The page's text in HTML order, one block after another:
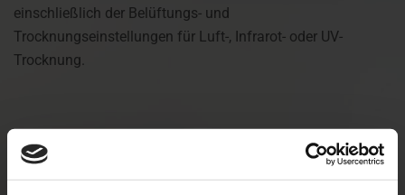
einschließlich der Belüftungs- und
Trocknungseinstellungen für Luft-, Infrarot- oder UV-
Trocknung.